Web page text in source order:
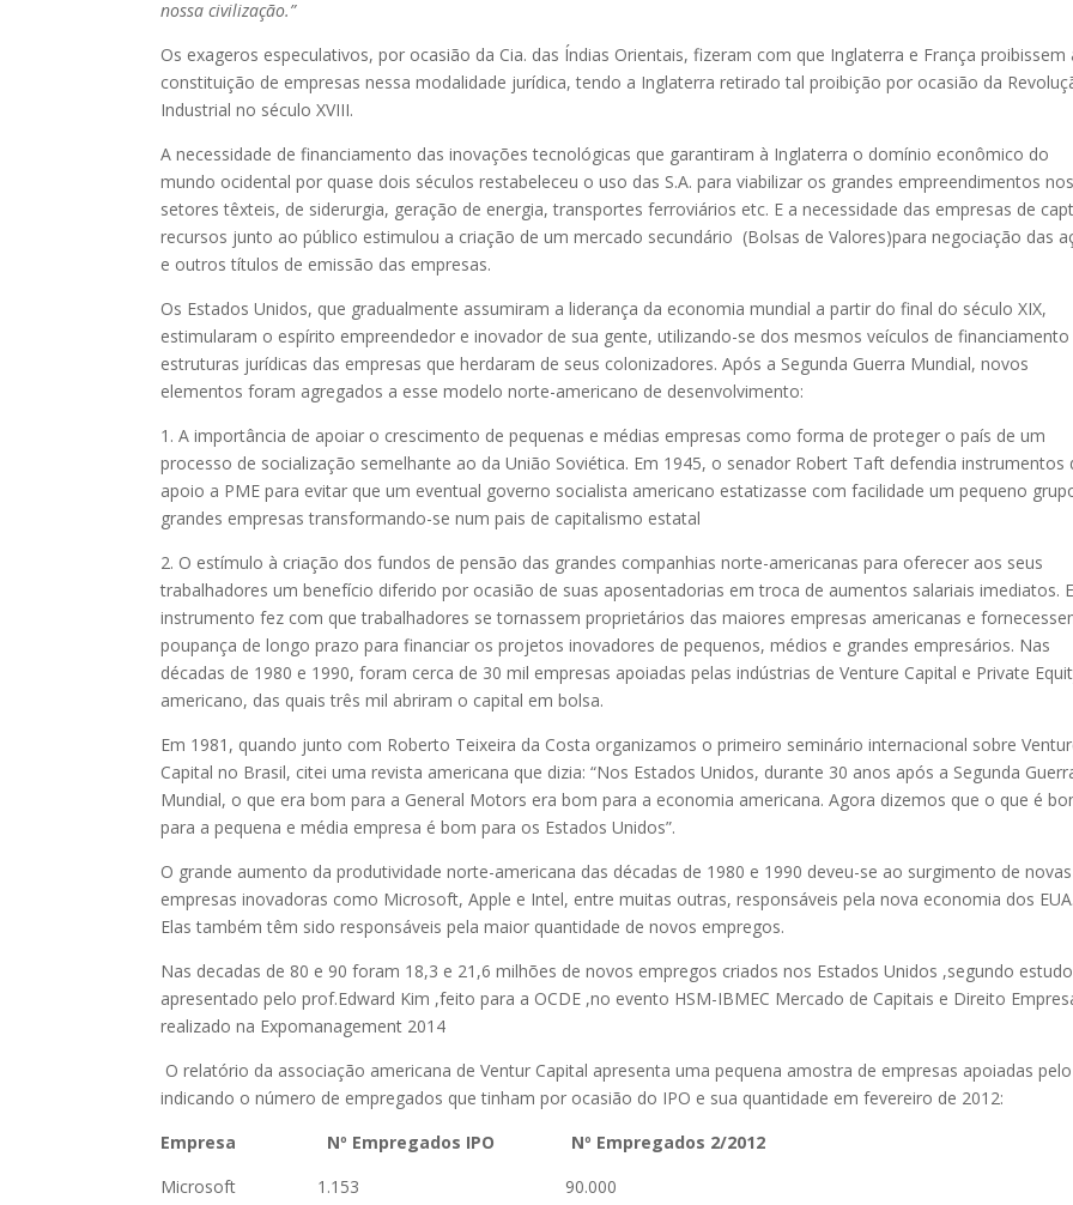
nossa civilização.”
Os exageros especulativos, por ocasião da Cia. das Índias Orientais, fizeram com que Inglaterra e França proibissem
constituição de empresas nessa modalidade jurídica, tendo a Inglaterra retirado tal proibição por ocasião da
Industrial no século XVIII.
A necessidade de financiamento das inovações tecnológicas que garantiram à Inglaterra o domínio econômico do
mundo ocidental por quase dois séculos restabeleceu o uso das S.A. para viabilizar os grandes empreendimentos nos
setores têxteis, de siderurgia, geração de energia, transportes ferroviários etc. E a necessidade das empresas de
recursos junto ao público estimulou a criação de um mercado secundário (Bolsas de Valores)para negociação das
e outros títulos de emissão das empresas.
Os Estados Unidos, que gradualmente assumiram a liderança da economia mundial a partir do final do século XIX,
estimularam o espírito empreendedor e inovador de sua gente, utilizando-se dos mesmos veículos de financiamento
estruturas jurídicas das empresas que herdaram de seus colonizadores. Após a Segunda Guerra Mundial, novos
elementos foram agregados a esse modelo norte-americano de desenvolvimento:
1. A importância de apoiar o crescimento de pequenas e médias empresas como forma de proteger o país de um
processo de socialização semelhante ao da União Soviética. Em 1945, o senador Robert Taft defendia instrumentos
apoio a PME para evitar que um eventual governo socialista americano estatizasse com facilidade um pequeno
grandes empresas transformando-se num pais de capitalismo estatal
2. O estímulo à criação dos fundos de pensão das grandes companhias norte-americanas para oferecer aos seus
trabalhadores um benefício diferido por ocasião de suas aposentadorias em troca de aumentos salariais imediatos.
instrumento fez com que trabalhadores se tornassem proprietários das maiores empresas americanas e
poupança de longo prazo para financiar os projetos inovadores de pequenos, médios e grandes empresários. Nas
décadas de 1980 e 1990, foram cerca de 30 mil empresas apoiadas pelas indústrias de Venture Capital e Private
americano, das quais três mil abriram o capital em bolsa.
Em 1981, quando junto com Roberto Teixeira da Costa organizamos o primeiro seminário internacional sobre
Capital no Brasil, citei uma revista americana que dizia: “Nos Estados Unidos, durante 30 anos após a Segunda
Mundial, o que era bom para a General Motors era bom para a economia americana. Agora dizemos que o que é
para a pequena e média empresa é bom para os Estados Unidos”.
O grande aumento da produtividade norte-americana das décadas de 1980 e 1990 deveu-se ao surgimento de novas
empresas inovadoras como Microsoft, Apple e Intel, entre muitas outras, responsáveis pela nova economia dos EUA.
Elas também têm sido responsáveis pela maior quantidade de novos empregos.
Nas decadas de 80 e 90 foram 18,3 e 21,6 milhões de novos empregos criados nos Estados Unidos ,segundo estudo
apresentado pelo prof.Edward Kim ,feito para a OCDE ,no evento HSM-IBMEC Mercado de Capitais e Direito
realizado na Expomanagement 2014
O relatório da associação americana de Ventur Capital apresenta uma pequena amostra de empresas apoiadas pelo
indicando o número de empregados que tinham por ocasião do IPO e sua quantidade em fevereiro de 2012:
Empresa Nº Empregados IPO Nº Empregados 2/2012
Microsoft 1.153 90.000